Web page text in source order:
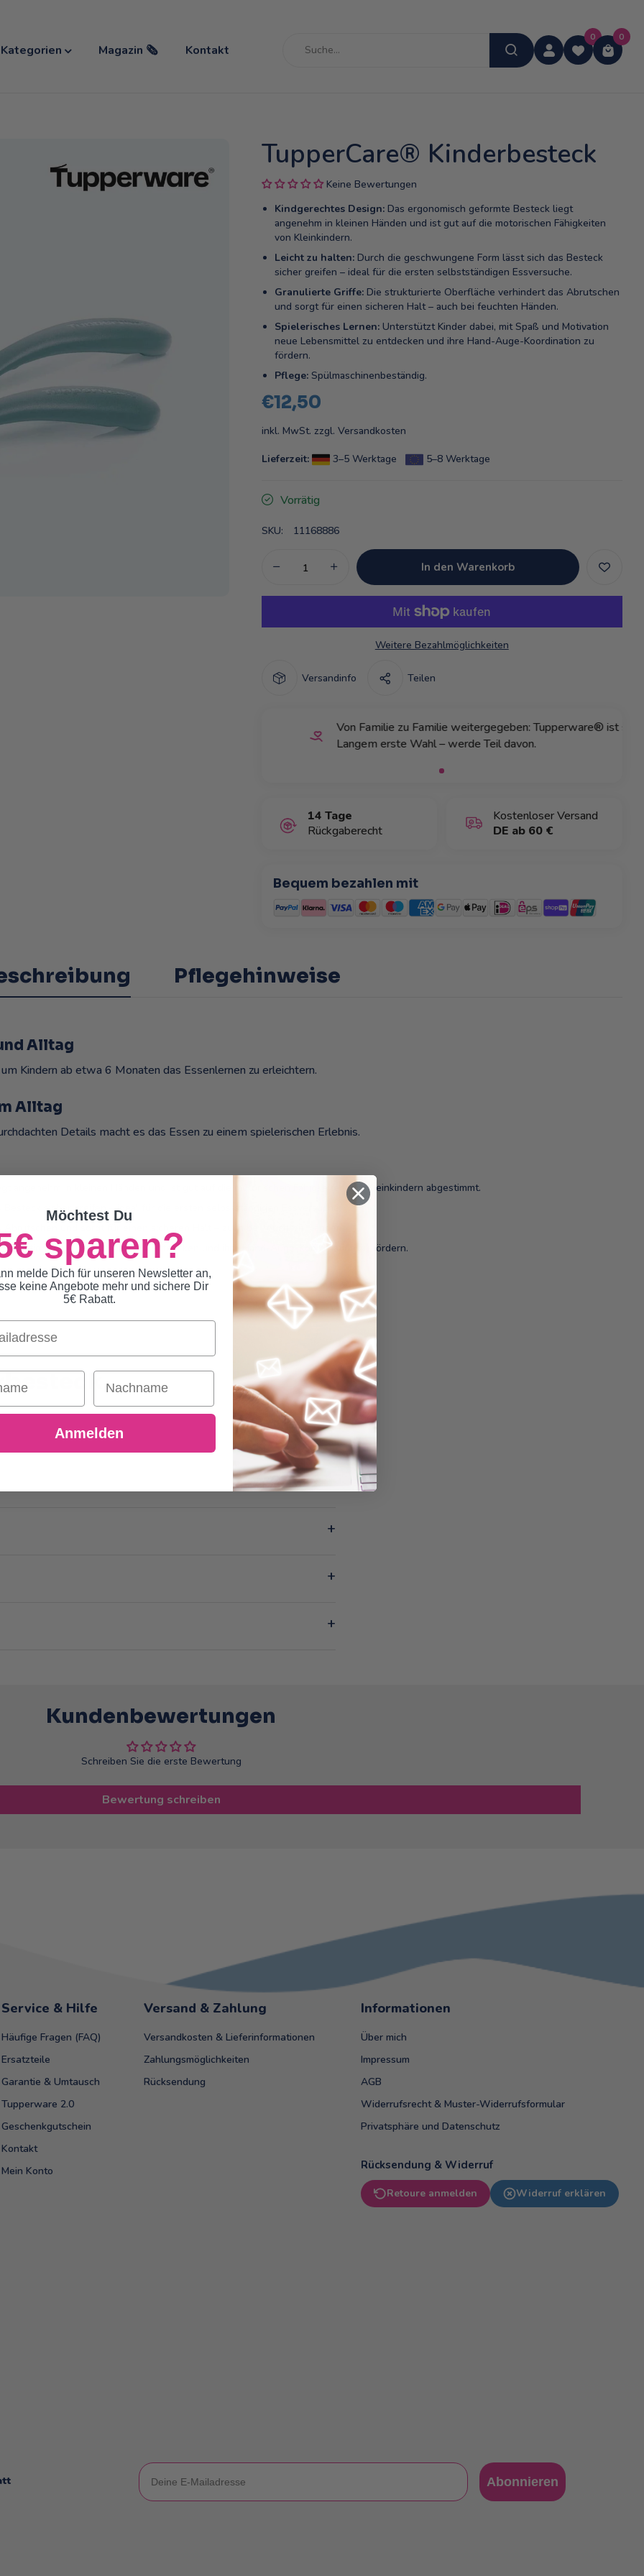
Kategorien Magazin 🗞️ Kontakt
0 0
TupperCare® Kinderbesteck
Keine Bewertungen
Kindgerechtes Design:Das ergonomisch geformte Besteck liegt
angenehm in kleinen Händen und ist gut auf die motorischen Fähigkeiten
von Kleinkindern.
Leicht zu halten:Durch die geschwungene Form lässt sich das Besteck
sicher greifen – ideal für die ersten selbstständigen Essversuche.
Granulierte Griffe:Die strukturierte Oberfläche verhindert das Abrutschen
und sorgt für einen sicheren Halt – auch bei feuchten Händen.
Spielerisches Lernen:Unterstützt Kinder dabei, mit Spaß und Motivation
neue Lebensmittel zu entdecken und ihre Hand-Auge-Koordination zu
fördern.
Pflege:Spülmaschinenbeständig.
€12,50
inkl. MwSt. zzgl. Versandkosten
Lieferzeit: 3–5 Werktage 5–8 Werktage
Vorrätig
SKU: 11168886
In den Warenkorb
Weitere Bezahlmöglichkeiten
Versandinfo Teilen
Von Familie zu Familie weitergegeben: Tupperware® ist seit
Langem erste Wahl – werde Teil davon.
14 Tage
Rückgaberecht
Kostenloser Versand
DE ab 60 €
Bequem bezahlen mit
Pflegehinweise
Alltag
Kindern ab etwa 6 Monaten das Essenlernen zu erleichtern.
Alltag
Details macht es das Essen zu einem spielerischen Erlebnis.
angenehm in kleinen Händen und ist gut auf die motorischen Fähigkeiten von Kleinkindern abgestimmt.
sicher greifen – ideal für die ersten selbstständigen Essversuche.
und sorgt für einen sicheren Halt – auch bei feuchten Händen.
neue Lebensmittel zu entdecken und ihre Hand-Auge-Koordination zu fördern.
Kundenbewertungen
Schreiben Sie die erste Bewertung
Bewertung schreiben
Service & Hilfe
Häufige Fragen (FAQ)
Ersatzteile
Garantie & Umtausch
Tupperware 2.0
Geschenkgutschein
Kontakt
Mein Konto
Versand & Zahlung
Versandkosten & Lieferinformationen
Zahlungsmöglichkeiten
Rücksendung
Informationen
Über mich
Impressum
AGB
Widerrufsrecht & Muster-Widerrufsformular
Privatsphäre und Datenschutz
Rücksendung & Widerruf
Retoure anmelden Widerruf erklären
E-Mail
Abonnieren
Möchtest Du
sparen?
melde Dich für unseren Newsletter an,
keine Angebote mehr und sichere Dir
5€ Rabatt.
Nachname
Anmelden